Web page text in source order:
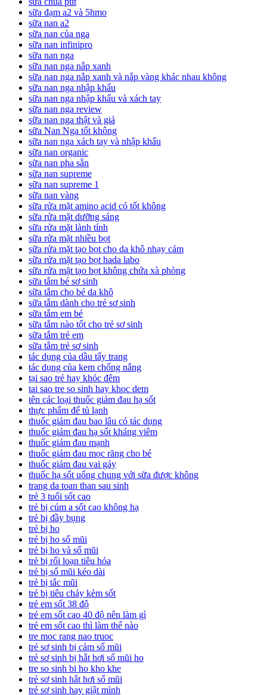
sữa đạm a2 và 5hmo
sữa nan a2
sữa nan của nga
sữa nan infinipro
sữa nan nga
sữa nan nga nắp xanh
sữa nan nga nắp xanh và nắp vàng khác nhau không
sữa nan nga nhập khẩu
sữa nan nga nhập khẩu và xách tay
sữa nan nga review
sữa nan nga thật và giả
sữa Nan Nga tốt không
sữa nan nga xách tay và nhập khẩu
sữa nan organic
sữa nan pha sẵn
sữa nan supreme
sữa nan supreme 1
sữa nan vàng
sữa rửa mặt amino acid có tốt không
sữa rửa mặt dưỡng sáng
sữa rửa mặt lành tính
sữa rửa mặt nhiều bọt
sữa rửa mặt tạo bọt cho da khô nhạy cảm
sữa rửa mặt tạo bọt hada labo
sữa rửa mặt tạo bọt không chứa xà phòng
sữa tắm bé sơ sinh
sữa tắm cho bé da khô
sữa tắm dành cho trẻ sơ sinh
sữa tắm em bé
sữa tắm nào tốt cho trẻ sơ sinh
sữa tắm trẻ em
sữa tắm trẻ sơ sinh
tác dụng của dầu tẩy trang
tác dụng của kem chống nắng
tại sao trẻ hay khóc đêm
tai sao tre so sinh hay khoc dem
tên các loại thuốc giảm đau hạ sốt
thực phẩm để tủ lạnh
thuốc giảm đau bao lâu có tác dụng
thuốc giảm đau hạ sốt kháng viêm
thuốc giảm đau mạnh
thuốc giảm đau mọc răng cho bé
thuốc giảm đau vai gáy
thuốc hạ sốt uống chung với sữa được không
trang da toan than sau sinh
trẻ 3 tuổi sốt cao
trẻ bị cúm a sốt cao không hạ
trẻ bị đầy bụng
trẻ bị ho
trẻ bị ho sổ mũi
trẻ bị ho và sổ mũi
trẻ bị rối loạn tiêu hóa
trẻ bị sổ mũi kéo dài
trẻ bị tắc mũi
trẻ bị tiêu chảy kèm sốt
trẻ em sốt 38 độ
trẻ em sốt cao 40 độ nên làm gì
trẻ em sốt cao thì làm thế nào
tre moc rang nao truoc
trẻ sơ sinh bị cảm sổ mũi
trẻ sơ sinh bị hắt hơi sổ mũi ho
tre so sinh bi ho kho khe
trẻ sơ sinh hắt hơi sổ mũi
trẻ sơ sinh hay giật mình